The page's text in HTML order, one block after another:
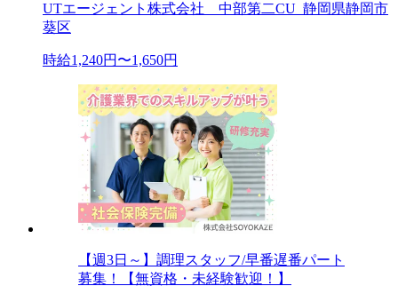
UTエージェント株式会社 中部第二CU_静岡県静岡市
葵区
時給1,240円〜1,650円
【週3日～】調理スタッフ/早番遅番パート
募集！【無資格・未経験歓迎！】